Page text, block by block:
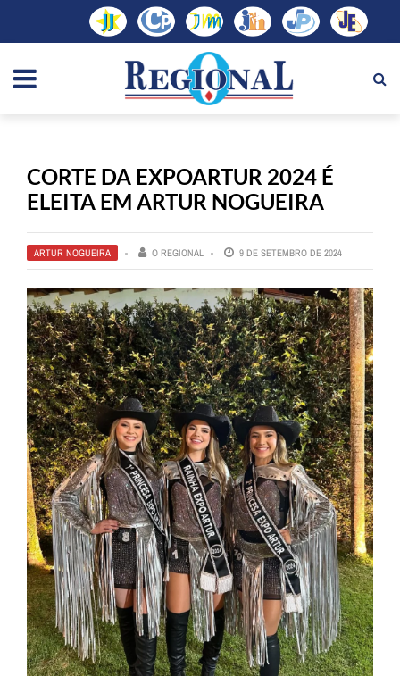
CORTE DA EXPOARTUR 2024 É
ELEITA EM ARTUR NOGUEIRA
ARTUR NOGUEIRA O REGIONAL 9 DE SETEMBRO DE 2024